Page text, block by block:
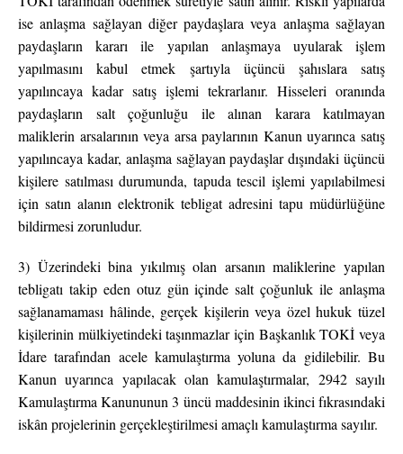
ise anlaşma sağlayan diğer paydaşlara veya anlaşma sağlayan
paydaşların kararı ile yapılan anlaşmaya uyularak işlem
yapılmasını kabul etmek şartıyla üçüncü şahıslara satış
yapılıncaya kadar satış işlemi tekrarlanır. Hisseleri oranında
paydaşların salt çoğunluğu ile alınan karara katılmayan
maliklerin arsalarının veya arsa paylarının Kanun uyarınca satış
yapılıncaya kadar, anlaşma sağlayan paydaşlar dışındaki üçüncü
kişilere satılması durumunda, tapuda tescil işlemi yapılabilmesi
için satın alanın elektronik tebligat adresini tapu müdürlüğüne
bildirmesi zorunludur.
3) Üzerindeki bina yıkılmış olan arsanın maliklerine yapılan
tebligatı takip eden otuz gün içinde salt çoğunluk ile anlaşma
sağlanamaması hâlinde, gerçek kişilerin veya özel hukuk tüzel
kişilerinin mülkiyetindeki taşınmazlar için Başkanlık TOKİ veya
İdare tarafından acele kamulaştırma yoluna da gidilebilir. Bu
Kanun uyarınca yapılacak olan kamulaştırmalar, 2942 sayılı
Kamulaştırma Kanununun 3 üncü maddesinin ikinci fıkrasındaki
iskân projelerinin gerçekleştirilmesi amaçlı kamulaştırma sayılır.